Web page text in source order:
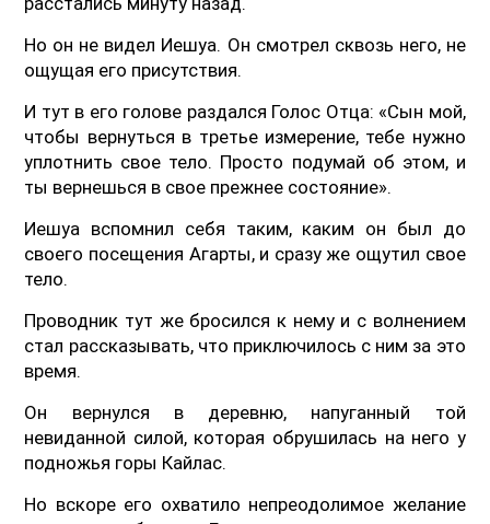
Но он не видел Иешуа. Он смотрел сквозь него, не
ощущая его присутствия.
И тут в его голове раздался Голос Отца: «Сын мой,
чтобы вернуться в третье измерение, тебе нужно
уплотнить свое тело. Просто подумай об этом, и
ты вернешься в свое прежнее состояние».
Иешуа вспомнил себя таким, каким он был до
своего посещения Агарты, и сразу же ощутил свое
тело.
Проводник тут же бросился к нему и с волнением
стал рассказывать, что приключилось с ним за это
время.
Он вернулся в деревню, напуганный той
невиданной силой, которая обрушилась на него у
подножья горы Кайлас.
Но вскоре его охватило непреодолимое желание